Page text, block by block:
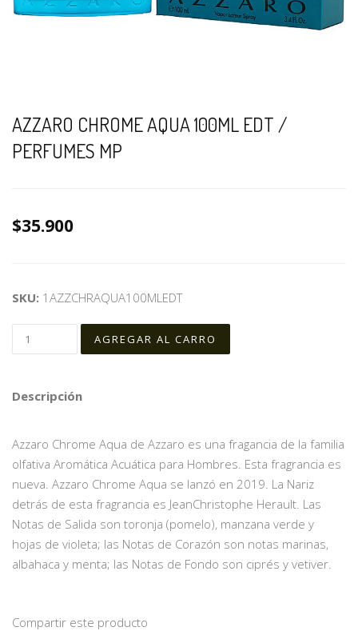
AZZARO CHROME AQUA 100ML EDT /
PERFUMES MP
$35.900
SKU: 1AZZCHRAQUA100MLEDT
Descripción
Azzaro Chrome Aqua de Azzaro es una fragancia de la familia
olfativa Aromática Acuática para Hombres. Esta fragrancia es
nueva. Azzaro Chrome Aqua se lanzó en 2019. La Nariz
detrás de esta fragrancia es JeanChristophe Herault. Las
Notas de Salida son toronja (pomelo), manzana verde y
hojas de violeta; las Notas de Corazón son notas marinas,
albahaca y menta; las Notas de Fondo son ciprés y vetiver.
Compartir este producto